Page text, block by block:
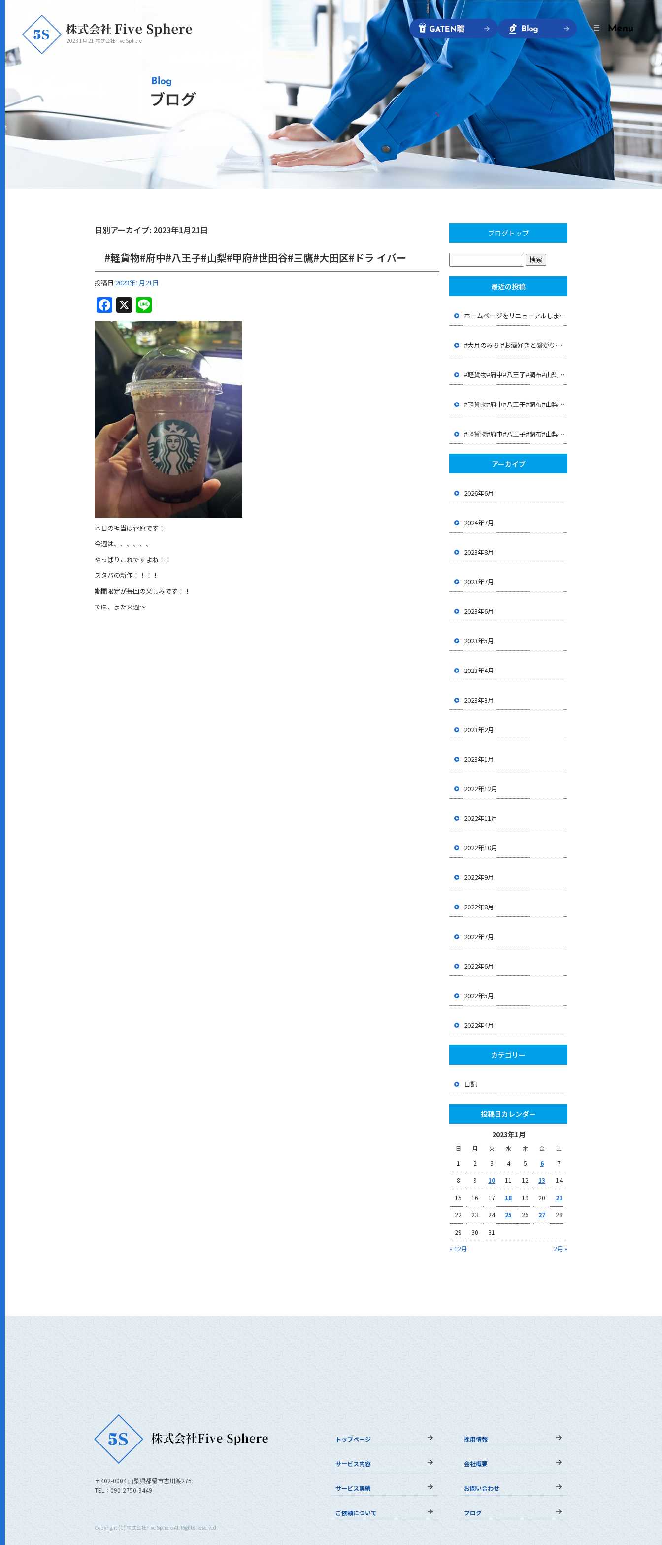
2023 1月 21|株式会社Five Sphere
日別アーカイブ: 2023年1月21日
#軽貨物#府中#八王子#山梨#甲府#世田谷#三鷹#大田区#ドラ イバー
投稿日 2023年1月21日
F
a
c
e
b
k
X
n
e
本日の担当は菅原です！
今週は、、、、、、
やっばりこれですよね！！
スタバの新作！！！！
期間限定が毎回の楽しみです！！
では、また来週～
ブログトップ
最近の投稿
ホームページをリニューアルしました。
#大月のみち #お酒好きと繋がりたい #大月 #山梨 #店長が 経歴が面白い #JR大月駅 #上野原 #呑み屋
#軽貨物#府中#八王子#調布#山梨#甲府#世田谷#三鷹#多摩地 区#客室清掃#ハウスクリーニング#ドライバー#配達
#軽貨物#府中#八王子#調布#山梨#甲府#世田谷#三鷹#多摩地 区#客室清掃#ハウスクリーニング#ドライバー#配達
#軽貨物#府中#八王子#調布#山梨#甲府#世田谷#三鷹#多摩地 区#客室清掃#ハウスクリーニング#ドライバー#配達
アーカイブ
2026年6月
2024年7月
2023年8月
2023年7月
2023年6月
2023年5月
2023年4月
2023年3月
2023年2月
2023年1月
2022年12月
2022年11月
2022年10月
2022年9月
2022年8月
2022年7月
2022年6月
2022年5月
2022年4月
カテゴリー
日記
投稿日カレンダー
2023年1月
日 月 火 水 木 金 土
« 12月 2月 »
1 2 3 4 5 6 7
8 9 10 11 12 13 14
15 16 17 18 19 20 21
22 23 24 25 26 27 28
29 30 31
トップページ
サービス内容
サービス実績
ご依頼について
採用情報
会社概要
お問い合わせ
ブログ
〒402-0004 山梨県都留市古川渡275
TEL：090-2750-3449
Copyright (C) 株式会社Five Sphere All Rights Reserved.